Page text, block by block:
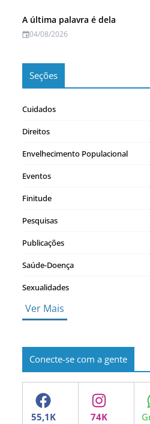
A última palavra é dela
04/08/2026
Seções
Cuidados
Direitos
Envelhecimento Populacional
Eventos
Finitude
Pesquisas
Publicações
Saúde-Doença
Sexualidades
Ver Mais
Conecte-se com a gente
Facebook Instagram